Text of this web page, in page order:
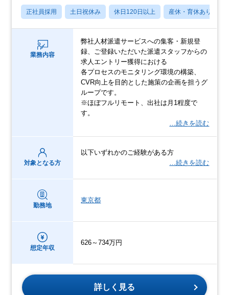
正社員採用 土日祝休み 休日120日以上 産休・育休あり
業務内容
弊社人材派遣サービスへの集客・新規登
録、ご登録いただいた派遣スタッフからの
求人エントリー獲得における
各プロセスのモニタリング環境の構築、
CVR向上を目的とした施策の企画を担うグ
ループです。
※ほぼフルリモート、出社は月1程度で
す。
…続きを読む
対象となる方
以下いずれかのご経験がある方
…続きを読む
勤務地
東京都
想定年収
626～734万円
詳しく見る